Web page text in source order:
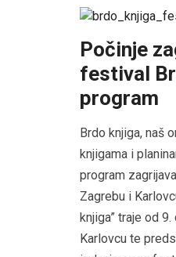
Počinje
festival
program
Brdo knjiga, naš
knjigama i
program
Zagrebu i
knjiga” traje od
Karlovcu te